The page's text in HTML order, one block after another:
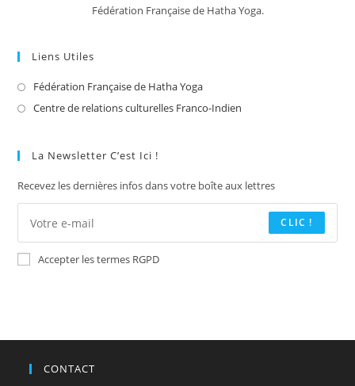
Fédération Française de Hatha Yoga.
Liens Utiles
Fédération Française de Hatha YogaS’ouvre
dans
Centre de relations culturelles Franco-Indien
onglet
La Newsletter C’est Ici !
Recevez les dernières infos dans votre boîte aux lettres
CLIC !
Accepter les termes RGPD
CONTACT